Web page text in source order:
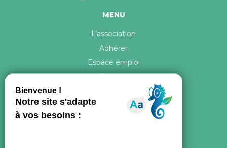
MENU
L’association
Adhérer
Espace emploi
Contact